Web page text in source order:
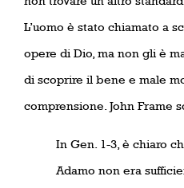
L’uomo è stato chiamato a
opere di Dio, ma non gli è
di scoprire il bene e male
comprensione. John Frame
In Gen. 1-3, è chiaro
Adamo non era